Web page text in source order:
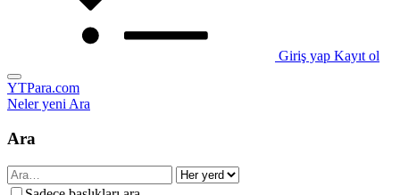
Giriş yap Kayıt ol
YTPara.com
Neler yeniAra
Ara